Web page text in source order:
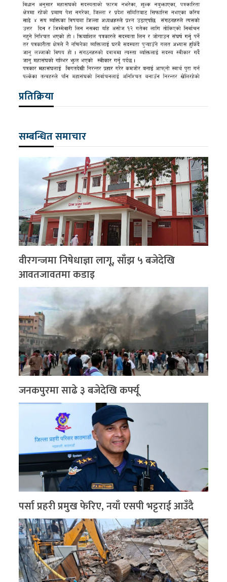
प्रतिक्रिया
सम्बन्धित समाचार
वीरगन्जमा निषेधाज्ञा लागू, साँझ ५ बजेदेखि
आवतजावतमा कडाइ
जनकपुरमा साढे ३ बजेदेखि कर्फ्यू
पर्सा प्रहरी प्रमुख फेरिए, नयाँ एसपी भट्टराई आउँदै